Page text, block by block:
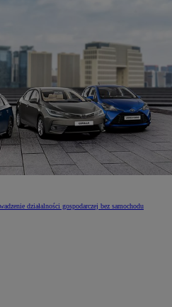
działalności gospodarczej bez samochodu